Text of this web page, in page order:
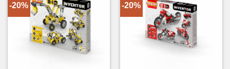
-20% -20%